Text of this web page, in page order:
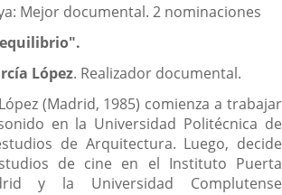
Mejor documental. 2 nominaciones
López. Realizador documental.
(Madrid, 1985) comienza a trabajar
en la Universidad Politécnica de
de Arquitectura. Luego, decide
de cine en el Instituto Puerta
y la Universidad Complutense